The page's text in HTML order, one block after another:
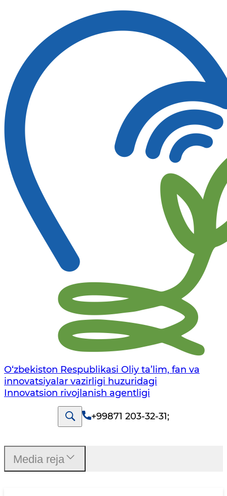
O‘zbekiston Respublikasi Oliy ta’lim, fan va
innovatsiyalar vazirligi huzuridagi
Innovatsion rivojlanish agentligi
+99871 203-32-31;
Media reja